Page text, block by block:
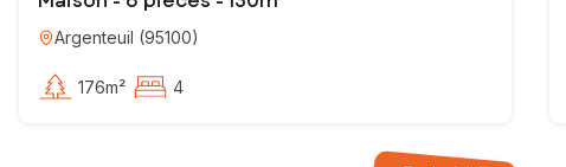
Argenteuil (95100)
176m² 4